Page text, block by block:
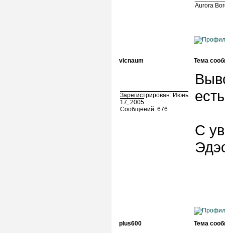
Aurora
vicnaum Тема
Зарегистрирован: Июнь
17, 2005
Сообщений: 676
С
plus600 Тема